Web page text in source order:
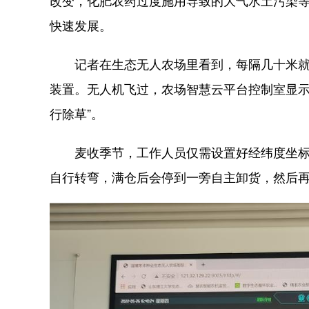
快速发展。
记者在生态无人农场里看到，每隔几十米
装置。无人机飞过，农场智慧云平台控制室显
行除草”。
麦收季节，工作人员仅需设置好经纬度坐
自行转弯，满仓后会停到一旁自主卸货，然